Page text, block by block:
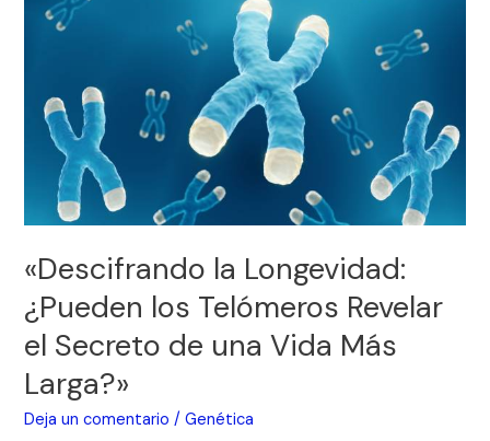
«Descifrando la Longevidad:
¿Pueden los Telómeros Revelar
el Secreto de una Vida Más
Larga?»
Deja un comentario /Genética
Longevidad:
Telómeros
Revelar
Secreto
Vida
Más
Larga?»